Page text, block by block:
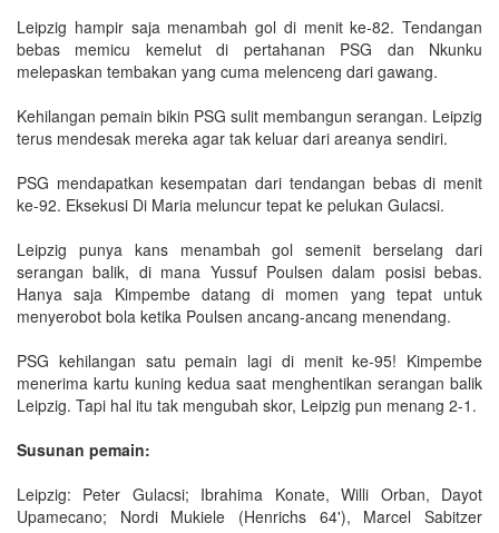
Leipzig hampir saja menambah gol di menit ke-82. Tendangan
bebas memicu kemelut di pertahanan PSG dan Nkunku
melepaskan tembakan yang cuma melenceng dari gawang.
Kehilangan pemain bikin PSG sulit membangun serangan. Leipzig
terus mendesak mereka agar tak keluar dari areanya sendiri.
PSG mendapatkan kesempatan dari tendangan bebas di menit
ke-92. Eksekusi Di Maria meluncur tepat ke pelukan Gulacsi.
Leipzig punya kans menambah gol semenit berselang dari
serangan balik, di mana Yussuf Poulsen dalam posisi bebas.
Hanya saja Kimpembe datang di momen yang tepat untuk
menyerobot bola ketika Poulsen ancang-ancang menendang.
PSG kehilangan satu pemain lagi di menit ke-95! Kimpembe
menerima kartu kuning kedua saat menghentikan serangan balik
Leipzig. Tapi hal itu tak mengubah skor, Leipzig pun menang 2-1.
Susunan pemain:
Leipzig: Peter Gulacsi; Ibrahima Konate, Willi Orban, Dayot
Upamecano; Nordi Mukiele (Henrichs 64'), Marcel Sabitzer